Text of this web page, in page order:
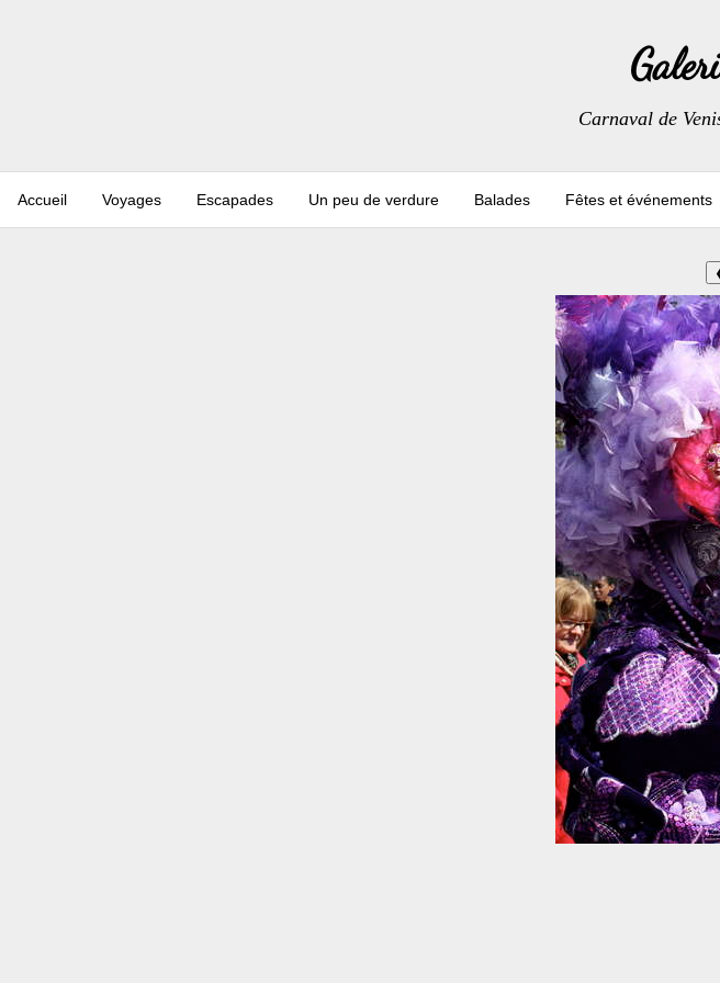
Carnaval de
Accueil Voyages Escapades Un peu de verdure Balades Fêtes et événements